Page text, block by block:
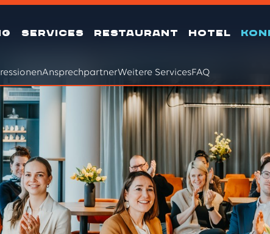
SERVICES RESTAURANT HOTEL
AnsprechpartnerWeitere ServicesFAQ